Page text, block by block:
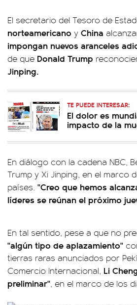
El secretario del Tesoro de
norteamericano y China
impongan nuevos aranceles
de que Donald Trump
Jinping.
TE PUEDE INTERESAR:
El dolor es
impacto de la
En diálogo con la cadena NBC,
Trump y Xi Jinping, en el marco
países. "Creo que hemos
líderes se reúnan el próximo
En tal sentido, pese a que no
"algún tipo de aplazamiento"
tierras raras anunciados por
Comercio Internacional, Li
preliminar", en el marco de los